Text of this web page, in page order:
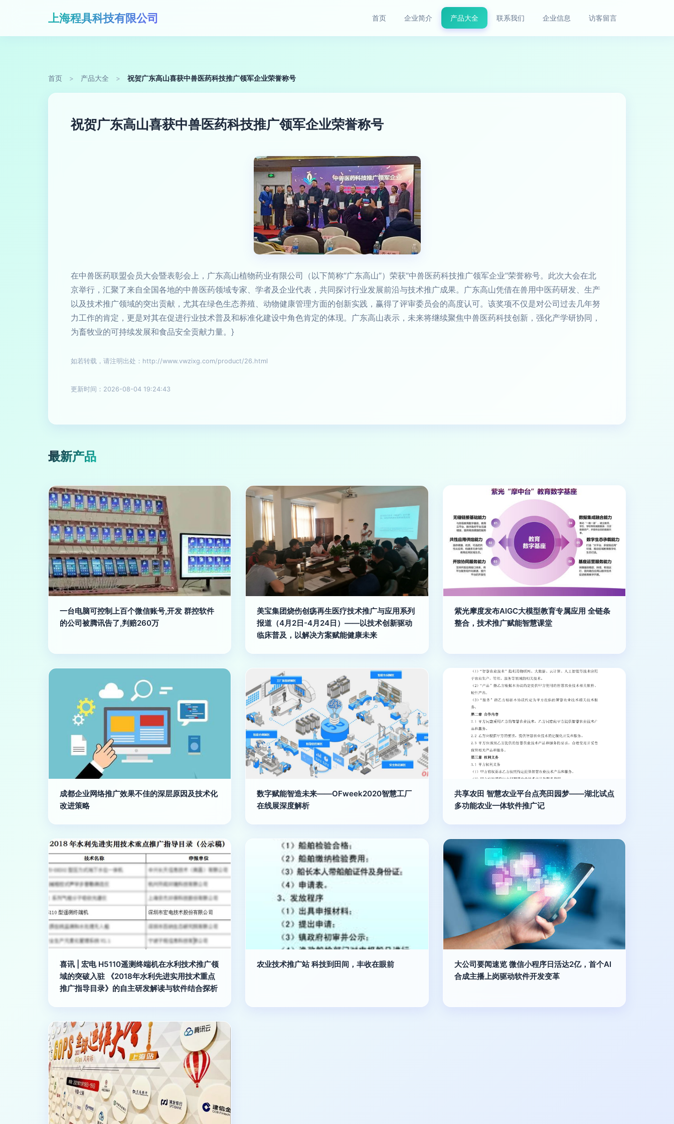
上海程具科技有限公司 首页 企业简介 产品大全 联系我们 企业信息 访客留言
首页 > 产品大全 > 祝贺广东高山喜获中兽医药科技推广领军企业荣誉称号
祝贺广东高山喜获中兽医药科技推广领军企业荣誉称号
在中兽医药联盟会员大会暨表彰会上，广东高山植物药业有限公司（以下简称“广东高山”）荣获“中兽医药科技推广领军企业”荣誉称号。此次大会在北
京举行，汇聚了来自全国各地的中兽医药领域专家、学者及企业代表，共同探讨行业发展前沿与技术推广成果。广东高山凭借在兽用中医药研发、生产
以及技术推广领域的突出贡献，尤其在绿色生态养殖、动物健康管理方面的创新实践，赢得了评审委员会的高度认可。该奖项不仅是对公司过去几年努
力工作的肯定，更是对其在促进行业技术普及和标准化建设中角色肯定的体现。广东高山表示，未来将继续聚焦中兽医药科技创新，强化产学研协同，
为畜牧业的可持续发展和食品安全贡献力量。}
如若转载，请注明出处：http://www.vwzixg.com/product/26.html
更新时间：2026-08-04 19:24:43
最新产品
一台电脑可控制上百个微信账号,开发 群控软件
的公司被腾讯告了,判赔260万
美宝集团烧伤创疡再生医疗技术推广与应用系列
报道（4月2日-4月24日）——以技术创新驱动
临床普及，以解决方案赋能健康未来
紫光摩度发布AIGC大模型教育专属应用 全链条
整合，技术推广赋能智慧课堂
成都企业网络推广效果不佳的深层原因及技术化
改进策略
数字赋能智造未来——OFweek2020智慧工厂
在线展深度解析
共享农田 智慧农业平台点亮田园梦——湖北试点
多功能农业一体软件推广记
喜讯 | 宏电 H5110遥测终端机在水利技术推广领
域的突破入驻 《2018年水利先进实用技术重点
推广指导目录》的自主研发解读与软件结合探析
农业技术推广站 科技到田间，丰收在眼前
大公司要闻速览 微信小程序日活达2亿，首个AI
合成主播上岗驱动软件开发变革